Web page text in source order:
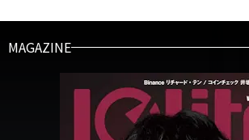
MAGAZINE